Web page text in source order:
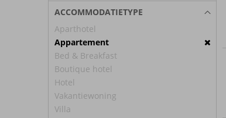
ACCOMMODATIETYPE
Aparthotel
Appartement
Bed & Breakfast
Boutique hotel
Hotel
Vakantiewoning
Villa